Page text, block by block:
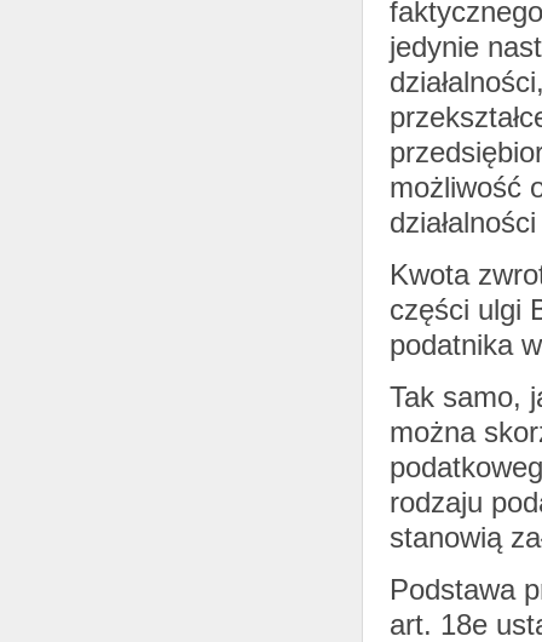
jedynie
możliwość
Kwota
części ulgi
podatnika
Tak samo,
można
rodzaju
stanowią
Podstawa
art. 18e